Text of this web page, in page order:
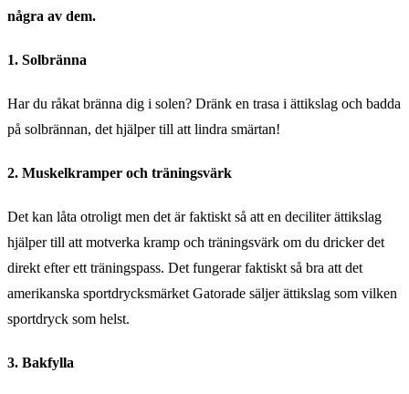
några av dem.
1. Solbränna
Har du råkat bränna dig i solen? Dränk en trasa i ättikslag och badda
på solbrännan, det hjälper till att lindra smärtan!
2. Muskelkramper och träningsvärk
Det kan låta otroligt men det är faktiskt så att en deciliter ättikslag
hjälper till att motverka kramp och träningsvärk om du dricker det
direkt efter ett träningspass. Det fungerar faktiskt så bra att det
amerikanska sportdrycksmärket Gatorade säljer ättikslag som vilken
sportdryck som helst.
3. Bakfylla